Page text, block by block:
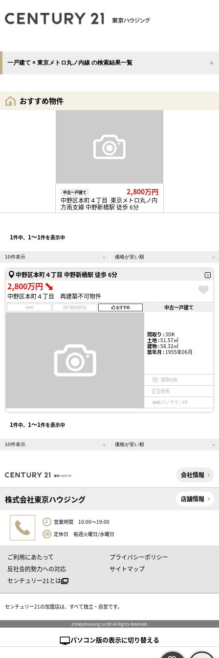
一戸建て × 東京メトロ丸ノ内線 の検索結果一覧
おすすめ物件
中古一戸建て 2,800万円
中野区本町４丁目 東京メトロ丸ノ内
方南支線 中野新橋駅 徒歩 6分
1件中、 1〜1件を表示中
中野区本町４丁目 中野新橋駅 徒歩 6分
2,800万円
中野区本町４丁目 再建築不可物件
NEW 現地見学会 おすすめ 中古一戸建て
間取り :3DK
土地 :51.57㎡
建物 :58.32㎡
築年月 :1955年06月
画像0枚
動画
パノラマ / VR
1件中、 1〜1件を表示中
会社情報
株式会社東京ハウジング 店舗情報
営業時間 10:00～19:00
定休日 毎週火曜日/水曜日
ご利用にあたって
プライバシーポリシー
反社会的勢力への対応
サイトマップ
センチュリー21とは
センチュリー21の加盟店は、すべて独立・自営です。
©tokyohousing co.ltd All Rights Reserved.
パソコン版の表示に切り替える